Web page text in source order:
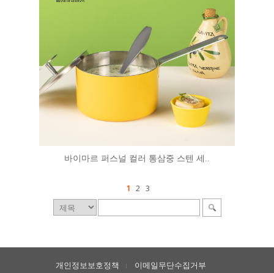
바이마르 퍼스널 컬러 통삼중 스텐 세..
1 2 3
개인정보보호정책 l 이메일무단수집거부